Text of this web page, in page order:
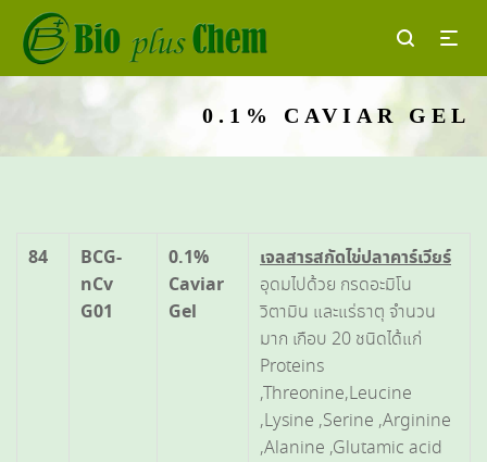
0.1% CAVIAR GEL
84
BCG-
nCv
G01
0.1%
Caviar
Gel
เจลสารสกัดไข่ปลาคาร์เวียร์
อุดมไปด้วย กรดอะมิโน
วิตามิน และแร่ธาตุ จำนวน
มาก เกือบ 20 ชนิดได้แก่
Proteins
,Threonine,Leucine
,Lysine ,Serine ,Arginine
,Alanine ,Glutamic acid